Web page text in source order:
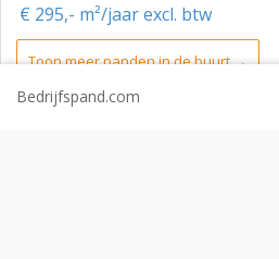
€ 295,- m²/jaar excl. btw
Toon meer panden in de buurt →
Bedrijfspand.com